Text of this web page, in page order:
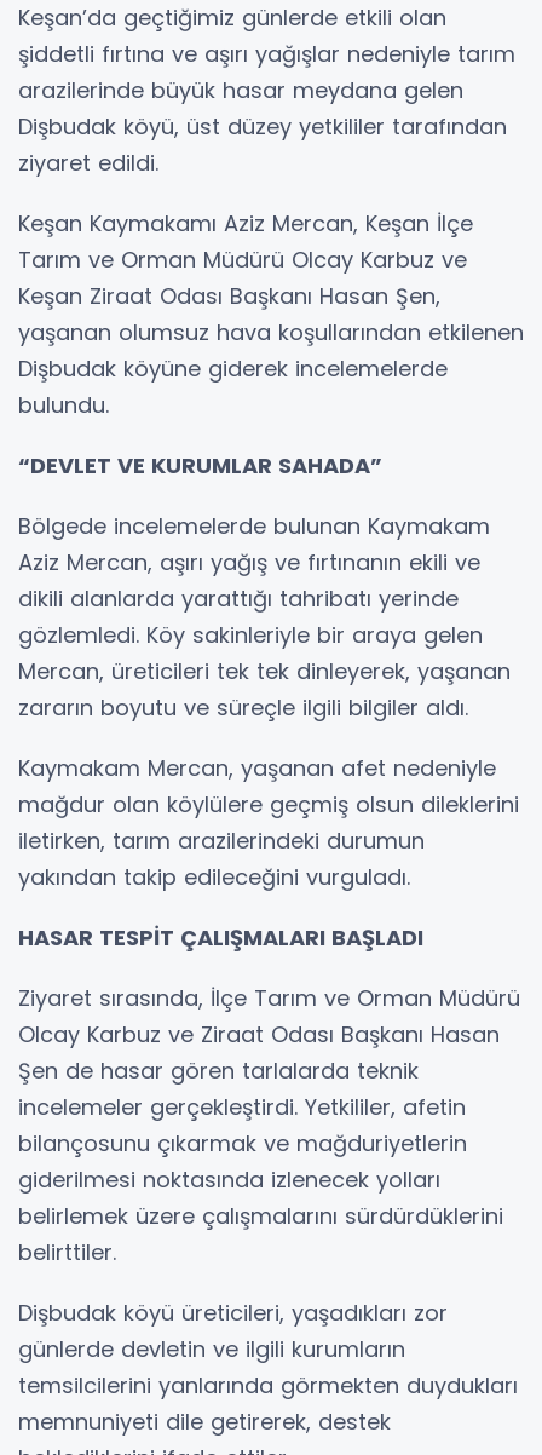
Keşan’da geçtiğimiz günlerde etkili olan
şiddetli fırtına ve aşırı yağışlar nedeniyle tarım
arazilerinde büyük hasar meydana gelen
Dişbudak köyü, üst düzey yetkililer tarafından
ziyaret edildi.
Keşan Kaymakamı Aziz Mercan, Keşan İlçe
Tarım ve Orman Müdürü Olcay Karbuz ve
Keşan Ziraat Odası Başkanı Hasan Şen,
yaşanan olumsuz hava koşullarından etkilenen
Dişbudak köyüne giderek incelemelerde
bulundu.
“DEVLET VE KURUMLAR SAHADA”
Bölgede incelemelerde bulunan Kaymakam
Aziz Mercan, aşırı yağış ve fırtınanın ekili ve
dikili alanlarda yarattığı tahribatı yerinde
gözlemledi. Köy sakinleriyle bir araya gelen
Mercan, üreticileri tek tek dinleyerek, yaşanan
zararın boyutu ve süreçle ilgili bilgiler aldı.
Kaymakam Mercan, yaşanan afet nedeniyle
mağdur olan köylülere geçmiş olsun dileklerini
iletirken, tarım arazilerindeki durumun
yakından takip edileceğini vurguladı.
HASAR TESPİT ÇALIŞMALARI BAŞLADI
Ziyaret sırasında, İlçe Tarım ve Orman Müdürü
Olcay Karbuz ve Ziraat Odası Başkanı Hasan
Şen de hasar gören tarlalarda teknik
incelemeler gerçekleştirdi. Yetkililer, afetin
bilançosunu çıkarmak ve mağduriyetlerin
giderilmesi noktasında izlenecek yolları
belirlemek üzere çalışmalarını sürdürdüklerini
belirttiler.
Dişbudak köyü üreticileri, yaşadıkları zor
günlerde devletin ve ilgili kurumların
temsilcilerini yanlarında görmekten duydukları
memnuniyeti dile getirerek, destek